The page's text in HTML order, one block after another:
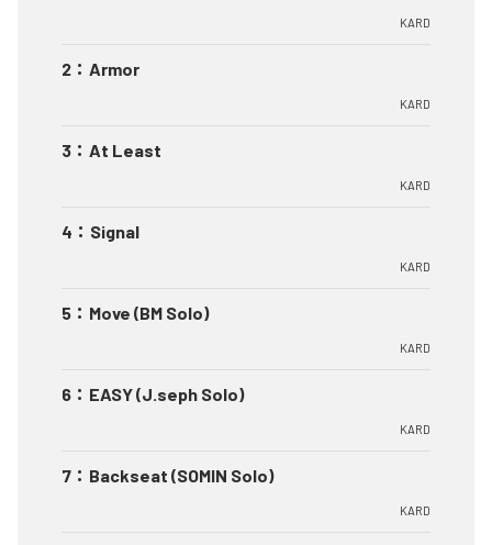
KARD
2 ： Armor
KARD
3 ： At Least
KARD
4 ： Signal
KARD
5 ： Move (BM Solo)
KARD
6 ： EASY (J.seph Solo)
KARD
7 ： Backseat (SOMIN Solo)
KARD